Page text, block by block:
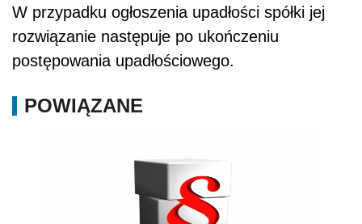
W przypadku ogłoszenia upadłości spółki jej
rozwiązanie następuje po ukończeniu
postępowania upadłościowego.
POWIĄZANE